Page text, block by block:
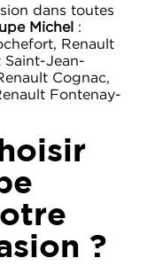
dans toutes
Michel :
Renault
Saint-Jean-
Cognac,
Fontenay-
?